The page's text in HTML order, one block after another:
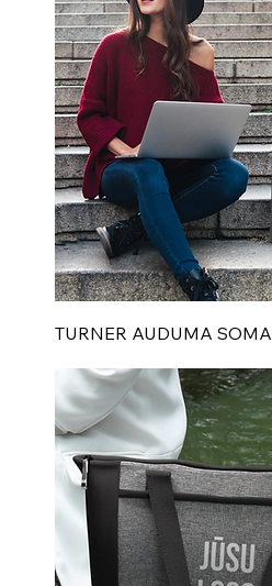
TURNER AUDUMA SOMA